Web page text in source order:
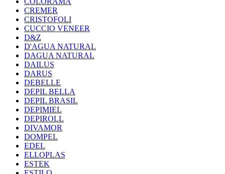
CREMER
CRISTOFOLI
CUCCIO VENEER
D&Z
D'AGUA NATURAL
DAGUA NATURAL
DAILUS
DARUS
DEBELLE
DEPIL BELLA
DEPIL BRASIL
DEPIMIEL
DEPIROLL
DIVAMOR
DOMPEL
EDEL
ELLOPLAS
ESTEK